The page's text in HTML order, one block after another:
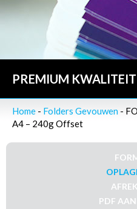
PREMIUM
Home - Folders Gevouwen -
A4 – 240g Offset
PDF